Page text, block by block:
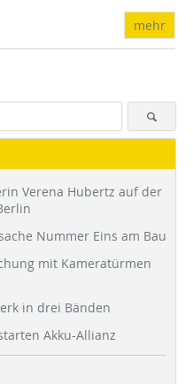
mehr
Verena Hubertz auf der
Nummer Eins am Bau
mit Kameratürmen
in drei Bänden
Akku-Allianz